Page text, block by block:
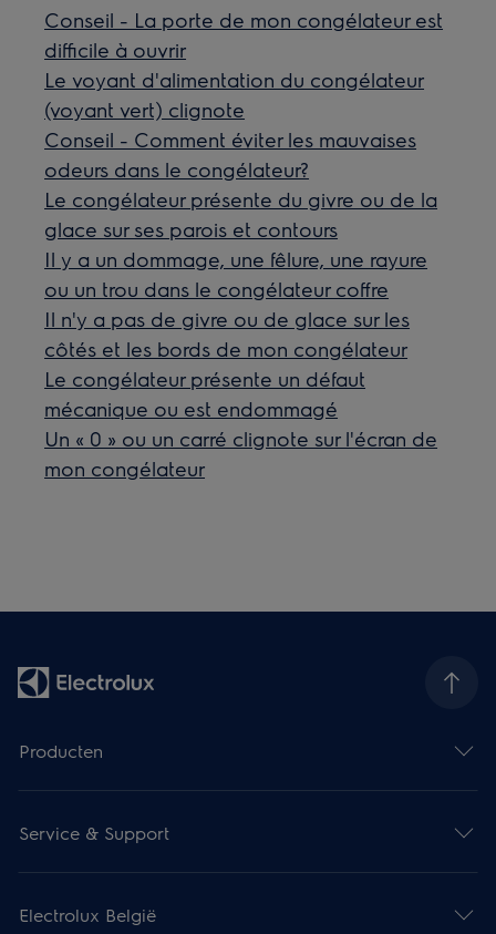
Conseil - La porte de mon congélateur est
difficile à ouvrir
Le voyant d'alimentation du congélateur
(voyant vert) clignote
Conseil - Comment éviter les mauvaises
odeurs dans le congélateur?
Le congélateur présente du givre ou de la
glace sur ses parois et contours
Il y a un dommage, une fêlure, une rayure
ou un trou dans le congélateur coffre
Il n'y a pas de givre ou de glace sur les
côtés et les bords de mon congélateur
Le congélateur présente un défaut
mécanique ou est endommagé
Un « 0 » ou un carré clignote sur l'écran de
mon congélateur
Producten
Service & Support
Electrolux België